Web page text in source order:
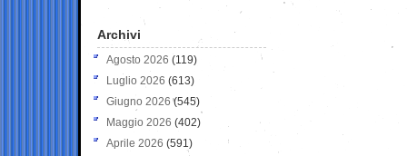
Archivi
Agosto 2026 (119)
Luglio 2026 (613)
Giugno 2026 (545)
Maggio 2026 (402)
Aprile 2026 (591)